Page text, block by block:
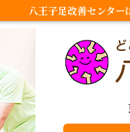
八王子足改善センタ